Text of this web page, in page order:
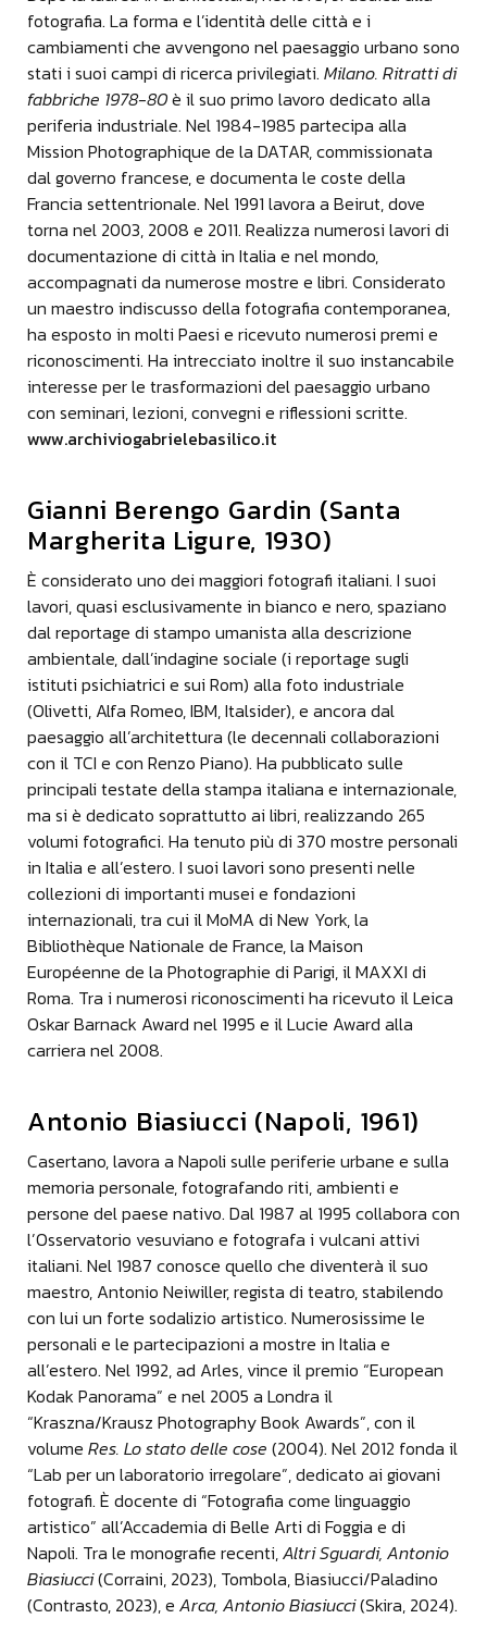
qualità di curatore, è nella presentazione di un
progetto organico intrapreso dalla Fondazione
Banca Agricola Mantovana perché nell'arco di 20
anni ha commissionato a quattro fotografi di
sviluppare un progetto fotografico che si tradurrà
in un libro e nell'acquisizione di tutte le opere
realizzate. La Mission Photographique de la Datar
che è stata una delle più grandi imprese
fotografiche commissionate dallo Stato francese è
il riferimento delle campagne per tutti noi che ci
occupiamo di fotografia. Il progetto della
Fondazione Banca Agricola Mantovana mantiene
lo stesso spirito, cioè sono tutti lavori di
approfondimento, in un mondo dove tutto è
superficiale queste committenze sono delle
committenze che consentono all'autore di
lavorare con selettività per un lungo periodo.
Questo progetto, "Il disegno dell'acqua" si incunea
molto bene in quella che è stata tutta la mia
produzione perché già in passato 30/40 anni fa i
primi libri che realizzavo erano composti in tre
parti: esterni, interni e notturni. E anche in questo
progetto su Mantova ho mantenuto questa
caratteristica che per me è molto importante
perché credo che dia la possibilità di avere una
visione totale su un luogo. Una cosa in più che ho
cercato di fare in questo progetto è stata quello
appunto di mettere in relazioni parecchie
immagini che possono anche essere considerate
dei dittici, la visione diurna con quella notturna e
in questo caso molte volte ho raddoppiato il
racconto di vari soggetti e di vari luoghi
rappresentandoli appunto di giorno e attraverso
l'illuminazione artificiale.
Susanna Berengo Gardin - Giornalista
pubblicista e curatrice
Il racconto che ha fatto mio padre di Mantova è,
diciamo, un racconto da una parte generale, con
una veduta aperta su quella che è la città nel suo
dimensione dell'uomo no?! Per cui il suo occhio è
sempre stato attratto dalle persone, da quello che
le persone fanno, da come si muovono nella città e
da come si muovono negli ambienti di lavoro,
anche con un occhio spesso ironico; nel suo
archivio ci sono più di 1.500.000 negativi.
È un importante documento di come sono stati e
di come sono gli italiani.
Antonio Biasiucci - Fotografo
Mettere insieme degli sguardi completamente
diversi, in questa occasione della mostra di
Mantova, penso che sicuramente offra al pubblico
la possibilità di poter considerare delle
interpretazioni che suggeriscono delle emozioni,
delle vicende sia dal punto di vista prima di tutto
umano ma anche delle considerazioni
architettoniche che sicuramente questa mostra
mette in evidenza. Per me Mantova è uno dei tomi
che io porterò avanti nel corso del tempo, questo
tentativo di ripensare la storia degli uomini
fotografia. La forma e l’identità delle città e i
cambiamenti che avvengono nel paesaggio urbano sono
stati i suoi campi di ricerca privilegiati. Milano. Ritratti di
fabbriche 1978-80è il suo primo lavoro dedicato alla
periferia industriale. Nel 1984-1985 partecipa alla
Mission Photographique de la DATAR, commissionata
dal governo francese, e documenta le coste della
Francia settentrionale. Nel 1991 lavora a Beirut, dove
torna nel 2003, 2008 e 2011. Realizza numerosi lavori di
documentazione di città in Italia e nel mondo,
accompagnati da numerose mostre e libri. Considerato
un maestro indiscusso della fotografia contemporanea,
ha esposto in molti Paesi e ricevuto numerosi premi e
riconoscimenti. Ha intrecciato inoltre il suo instancabile
interesse per le trasformazioni del paesaggio urbano
con seminari, lezioni, convegni e riflessioni scritte.
www.archiviogabrielebasilico.it
Gianni Berengo Gardin (Santa
Margherita Ligure, 1930)
È considerato uno dei maggiori fotografi italiani. I suoi
lavori, quasi esclusivamente in bianco e nero, spaziano
dal reportage di stampo umanista alla descrizione
ambientale, dall’indagine sociale (i reportage sugli
istituti psichiatrici e sui Rom) alla foto industriale
(Olivetti, Alfa Romeo, IBM, Italsider), e ancora dal
paesaggio all’architettura (le decennali collaborazioni
con il TCI e con Renzo Piano). Ha pubblicato sulle
principali testate della stampa italiana e internazionale,
ma si è dedicato soprattutto ai libri, realizzando 265
volumi fotografici. Ha tenuto più di 370 mostre personali
in Italia e all’estero. I suoi lavori sono presenti nelle
collezioni di importanti musei e fondazioni
internazionali, tra cui il MoMA di New York, la
Bibliothèque Nationale de France, la Maison
Européenne de la Photographie di Parigi, il MAXXI di
Roma. Tra i numerosi riconoscimenti ha ricevuto il Leica
Oskar Barnack Award nel 1995 e il Lucie Award alla
carriera nel 2008.
Antonio Biasiucci (Napoli, 1961)
Casertano, lavora a Napoli sulle periferie urbane e sulla
memoria personale, fotografando riti, ambienti e
persone del paese nativo. Dal 1987 al 1995 collabora con
l’Osservatorio vesuviano e fotografa i vulcani attivi
italiani. Nel 1987 conosce quello che diventerà il suo
maestro, Antonio Neiwiller, regista di teatro, stabilendo
con lui un forte sodalizio artistico. Numerosissime le
personali e le partecipazioni a mostre in Italia e
all’estero. Nel 1992, ad Arles, vince il premio “European
Kodak Panorama” e nel 2005 a Londra il
“Kraszna/Krausz Photography Book Awards”, con il
volume Res. Lo stato delle cose (2004). Nel 2012 fonda il
“Lab per un laboratorio irregolare”, dedicato ai giovani
fotografi. È docente di “Fotografia come linguaggio
artistico” all’Accademia di Belle Arti di Foggia e di
Napoli. Tra le monografie recenti,Altri Sguardi, Antonio
Biasiucci(Corraini, 2023), Tombola, Biasiucci/Paladino
(Contrasto, 2023), e Arca, Antonio Biasiucci(Skira, 2024).